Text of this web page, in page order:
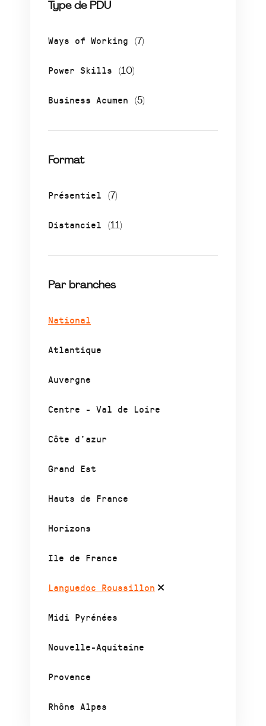
Type de PDU
Ways of Working (7)
Power Skills (10)
Business Acumen (5)
Format
Présentiel (7)
Distanciel (11)
Par branches
National
Atlantique
Auvergne
Centre - Val de Loire
Côte d’azur
Grand Est
Hauts de France
Horizons
Ile de France
Languedoc Roussillon
Midi Pyrénées
Nouvelle-Aquitaine
Provence
Rhône Alpes